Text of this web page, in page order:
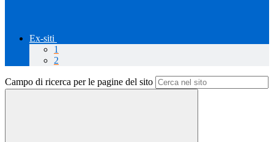
Ex-siti
1
2
Campo di ricerca per le pagine del sito